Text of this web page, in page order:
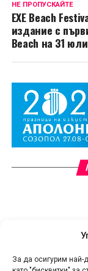
За да осигурим най-
НЕ ПРОПУСКАЙТЕ
EXE Beach
издание с
Beach на 31